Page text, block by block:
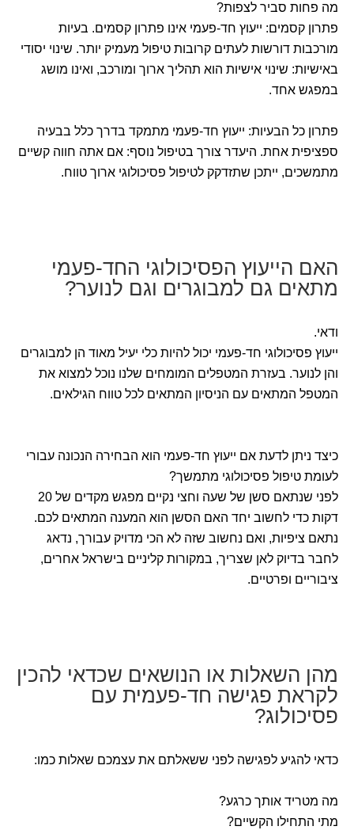
מה פחות סביר לצפות?
פתרון קסמים: ייעוץ חד-פעמי אינו פתרון קסמים. בעיות
מורכבות דורשות לעתים קרובות טיפול מעמיק יותר. שינוי יסודי
באישיות: שינוי אישיות הוא תהליך ארוך ומורכב, ואינו מושג
במפגש אחד.
פתרון כל הבעיות: ייעוץ חד-פעמי מתמקד בדרך כלל בבעיה
ספציפית אחת. היעדר צורך בטיפול נוסף: אם אתה חווה קשיים
מתמשכים, ייתכן שתזדקק לטיפול פסיכולוגי ארוך טווח.
האם הייעוץ הפסיכולוגי החד-פעמי
מתאים גם למבוגרים וגם לנוער?
ודאי.
ייעוץ פסיכולוגי חד-פעמי יכול להיות כלי יעיל מאוד הן למבוגרים
והן לנוער. בעזרת המטפלים המומחים שלנו נוכל למצוא את
המטפל המתאים עם הניסיון המתאים לכל טווח הגילאים.
כיצד ניתן לדעת אם ייעוץ חד-פעמי הוא הבחירה הנכונה עבורי
לעומת טיפול פסיכולוגי מתמשך?
לפני שנתאם סשן של שעה וחצי נקיים מפגש מקדים של 20
דקות כדי לחשוב יחד האם הסשן הוא המענה המתאים לכם.
נתאם ציפיות, ואם נחשוב שזה לא הכי מדויק עבורך, נדאג
לחבר בדיוק לאן שצריך, במקורות קליניים בישראל אחרים,
ציבוריים ופרטיים.
מהן השאלות או הנושאים שכדאי להכין
לקראת פגישה חד-פעמית עם
פסיכולוג?
כדאי להגיע לפגישה לפני ששאלתם את עצמכם שאלות כמו:
מה מטריד אותך כרגע?
מתי התחילו הקשיים?